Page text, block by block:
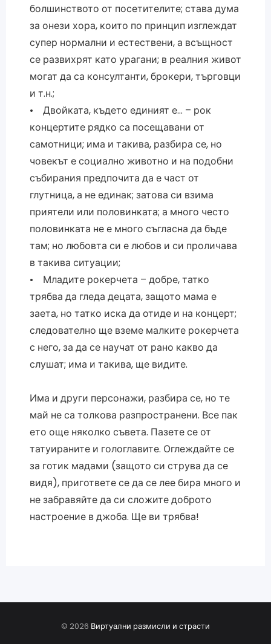
болшинството от посетителите; става дума
за онези хора, които по принцип изглеждат
супер нормални и естествени, а всъщност
се развихрят като урагани; в реалния живот
могат да са консултанти, брокери, търговци
и т.н.;
• Двойката, където единият е… – рок
концертите рядко са посещавани от
самотници; има и такива, разбира се, но
човекът е социално животно и на подобни
събирания предпочита да е част от
глутница, а не единак; затова си взима
приятели или половинката; а много често
половинката не е много съгласна да бъде
там; но любовта си е любов и си проличава
в такива ситуации;
• Младите рокерчета – добре, татко
трябва да гледа децата, защото мама е
заета, но татко иска да отиде и на концерт;
следователно ще вземе малките рокерчета
с него, за да се научат от рано какво да
слушат; има и такива, ще видите.
Има и други персонажи, разбира се, но те
май не са толкова разпространени. Все пак
ето още няколко съвета. Пазете се от
татуираните и гологлавите. Оглеждайте се
за готик мадами (защото си струва да се
видя), пригответе се да се лее бира много и
не забравяйте да си сложите доброто
настроение в джоба. Ще ви трябва!
© 2026 Виртуални размисли и страсти